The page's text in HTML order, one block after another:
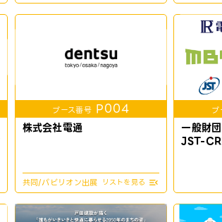
ブース番号P004
株式会社電通
共同/パビリオン出展
ブ
一般財
JST-